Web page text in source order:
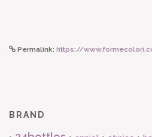
Permalink: https://www.formecolori.com:443/it_it/shop/cucina/
BRAND